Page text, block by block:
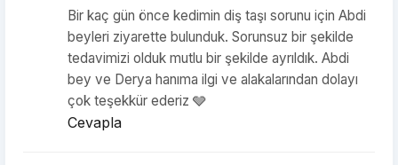
Bir kaç gün önce kedimin diş taşı sorunu için Abdi
beyleri ziyarette bulunduk. Sorunsuz bir şekilde
tedavimizi olduk mutlu bir şekilde ayrıldık. Abdi
bey ve Derya hanıma ilgi ve alakalarından dolayı
çok teşekkür ederiz 🩶
Cevapla